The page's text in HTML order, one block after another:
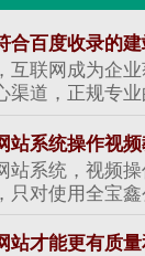
合百度收录的
互联网成为企
渠道，正规专业
站系统操作视
站系统，视频
只对使用全宝鑫
站才能更有质量